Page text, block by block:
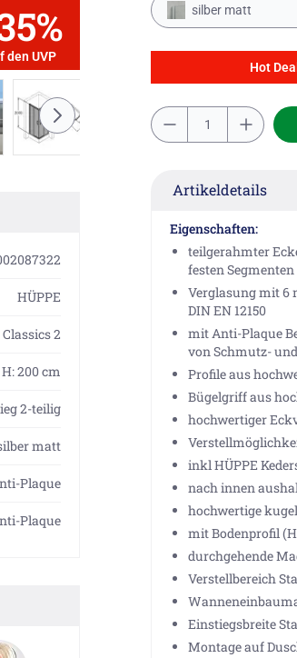
den UVP
HÜPPE
Classics 2
H: 200 cm
2-teilig
matt
Plaque
Plaque
silber matt
Hot
Artikeldetails
Eigenschaften:
teilgerahmter
festen Segmenten
Verglasung mit 6
DIN EN 12150
mit Anti-Plaque
von Schmutz-
Profile aus
Bügelgriff aus
hochwertiger
inkl HÜPPE
nach innen
hochwertige
mit Bodenprofil
durchgehende
Verstellbereich
Einstiegsbreite
Montage auf